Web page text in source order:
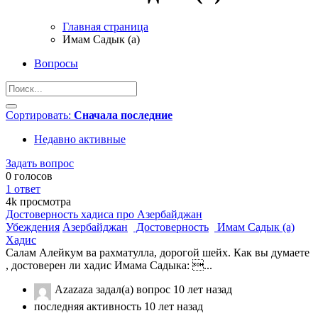
Главная страница
Имам Садык (а)
Вопросы
Сортировать: Сначала последние
Недавно активные
Задать вопрос
0 голосов
1 ответ
4k просмотра
Достоверность хадиса про Азербайджан
Убеждения Азербайджан Достоверность
Имам Садык (а)
Хадис
Салам Алейкум ва рахматулла, дорогой шейх. Как вы думаете
, достоверен ли хадис Имама Садыка: ...
Azazaza задал(а) вопрос 10 лет назад
последняя активность 10 лет назад